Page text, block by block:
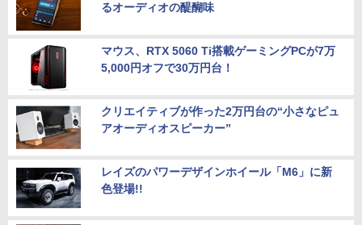
るオーディオの醍醐味
マウス、RTX 5060 Ti搭載ゲーミングPCが7万
5,000円オフで30万円台！
クリエイティブが作った2万円台の“小さなピュ
アオーディオスピーカー”
レイズのパワーデザインホイール「M6」に新
色登場!!